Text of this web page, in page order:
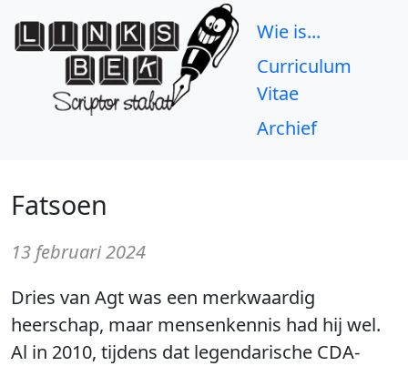
Wie is...
Curriculum
Vitae
Archief
Fatsoen
13 februari 2024
Dries van Agt was een merkwaardig
heerschap, maar mensenkennis had hij wel.
Al in 2010, tijdens dat legendarische CDA-